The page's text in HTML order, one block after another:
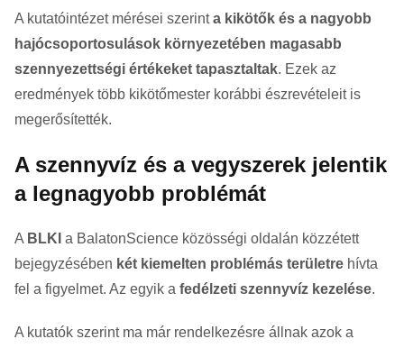
A kutatóintézet mérései szerinta kikötők és a nagyobb
hajócsoportosulások környezetében magasabb
szennyezettségi értékeket tapasztaltak. Ezek az
eredmények több kikötőmester korábbi észrevételeit is
megerősítették.
A szennyvíz és a vegyszerek jelentik
a legnagyobb problémát
A BLKI a BalatonScience közösségi oldalán közzétett
bejegyzésében két kiemelten problémás területre hívta
fel a figyelmet. Az egyik a fedélzeti szennyvíz kezelése.
A kutatók szerint ma már rendelkezésre állnak azok a